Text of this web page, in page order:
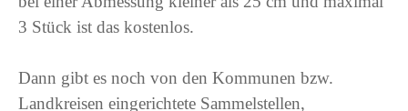
3 Stück ist das kostenlos.
Dann gibt es noch von den Kommunen bzw.
Landkreisen eingerichtete Sammelstellen,